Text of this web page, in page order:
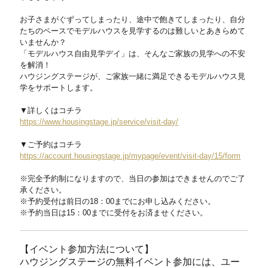
お子さまがぐずってしまったり、途中で飽きてしまったり、自分
たちのペースでモデルハウスを見学するのは難しいとあきらめて
いませんか？
「モデルハウス自由見学デイ」は、そんなご家族の見学への不安
を解消！
ハウジングステージが、ご家族一緒に満足できるモデルハウス見
学をサポートします。
▼詳しくはコチラ
https://www.housingstage.jp/service/visit-day/
▼ご予約はコチラ
https://account.housingstage.jp/mypage/event/visit-day/15/form
※完全予約制になりますので、当日の参加はできませんのでご了
承ください。
※予約受付は前日の18：00までにお申し込みください。
※予約当日は15：00までに受付をお済ませください。
【イベント参加方法について】
ハウジングステージの無料イベント参加には、ユー